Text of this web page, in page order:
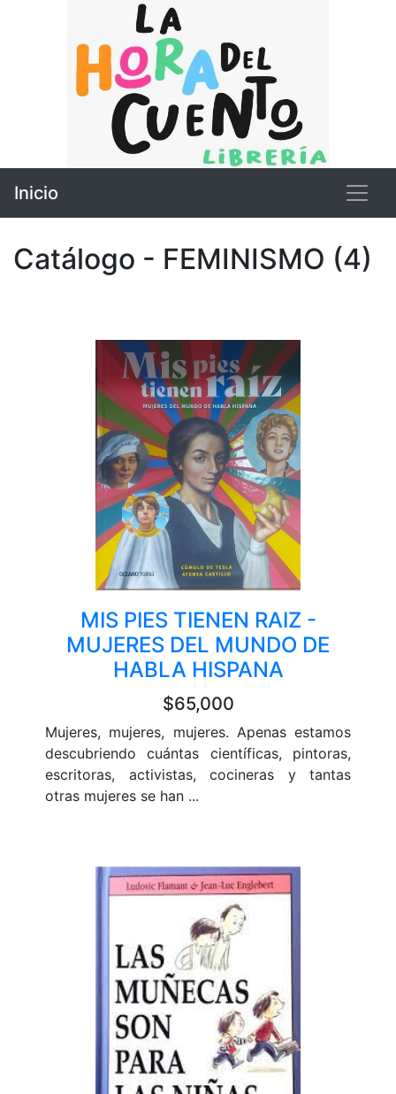
Inicio
Catálogo - FEMINISMO (4)
MIS PIES TIENEN RAIZ -
MUJERES DEL MUNDO DE
HABLA HISPANA
$65,000
Mujeres, mujeres, mujeres. Apenas estamos
descubriendo cuántas científicas, pintoras,
escritoras, activistas, cocineras y tantas
otras mujeres se han ...